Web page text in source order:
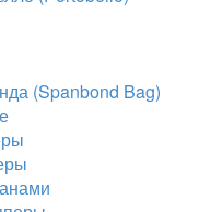
(Spanbond Bag)